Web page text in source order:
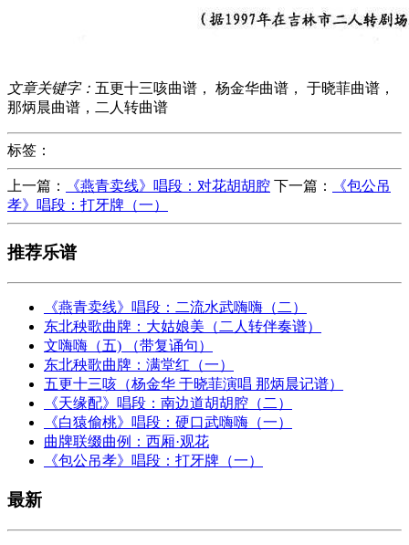
文章关键字： 五更十三咳曲谱， 杨金华曲谱， 于晓菲曲谱，
那炳晨曲谱，二人转曲谱
标签：
上一篇： 《燕青卖线》唱段：对花胡胡腔 下一篇：
《包公吊
孝》唱段：打牙牌（一）
推荐乐谱
《燕青卖线》唱段：二流水武嗨嗨（二）
东北秧歌曲牌：大姑娘美（二人转伴奏谱）
文嗨嗨（五) （带复诵句）
东北秧歌曲牌：满堂红（一）
五更十三咳（杨金华 于晓菲演唱 那炳晨记谱）
《天缘配》唱段：南边道胡胡腔（二）
《白猿偷桃》唱段：硬口武嗨嗨（一）
曲牌联缀曲例：西厢·观花
《包公吊孝》唱段：打牙牌（一）
最新